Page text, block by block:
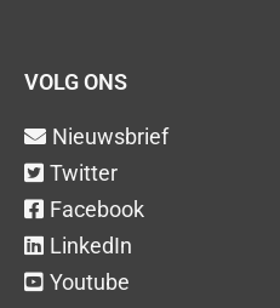
VOLG ONS
Nieuwsbrief
Twitter
Facebook
LinkedIn
Youtube